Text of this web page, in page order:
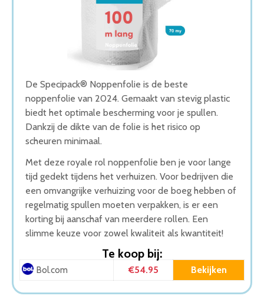
3. Goede Prijs-Kwaliteit Noppenfolie
4. Goede Budget Noppenfolie
5. Goede Koop Noppenfolie
De Specipack® Noppenfolie is de beste
noppenfolie van 2024. Gemaakt van stevig plastic
biedt het optimale bescherming voor je spullen.
Dankzij de dikte van de folie is het risico op
scheuren minimaal.
Met deze royale rol noppenfolie ben je voor lange
tijd gedekt tijdens het verhuizen. Voor bedrijven die
een omvangrijke verhuizing voor de boeg hebben of
regelmatig spullen moeten verpakken, is er een
korting bij aanschaf van meerdere rollen. Een
slimme keuze voor zowel kwaliteit als kwantiteit!
Te koop bij:
Bol.com €54.95 Bekijken